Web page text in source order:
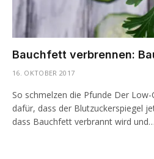
Bauchfett verbrennen:
16. OKTOBER 2017
So schmelzen die Pfunde Der
dafür, dass der Blutzuckerspiegel
dass Bauchfett verbrannt wird und…